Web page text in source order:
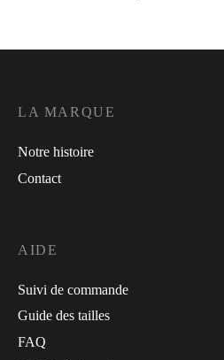
LA MARQUE
Notre histoire
Contact
AIDE
Suivi de commande
Guide des tailles
FAQ